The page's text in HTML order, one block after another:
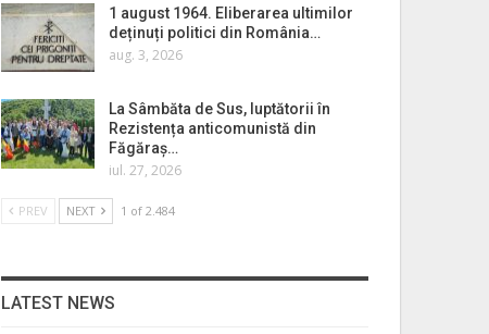
1 august 1964. Eliberarea ultimilor
deținuți politici din România…
aug. 3, 2026
La Sâmbăta de Sus, luptătorii în
Rezistența anticomunistă din
Făgăraș…
iul. 27, 2026
PREV NEXT 1 of 2.484
LATEST NEWS